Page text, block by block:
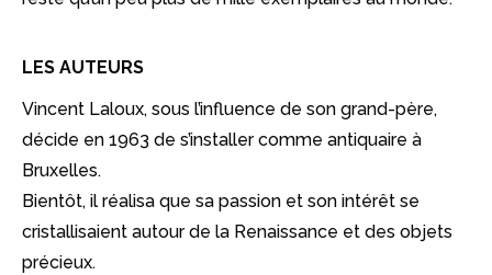
LES AUTEURS
Vincent Laloux, sous l’influence de son grand-père,
décide en 1963 de s’installer comme antiquaire à
Bruxelles.
Bientôt, il réalisa que sa passion et son intérêt se
cristallisaient autour de la Renaissance et des objets
précieux.